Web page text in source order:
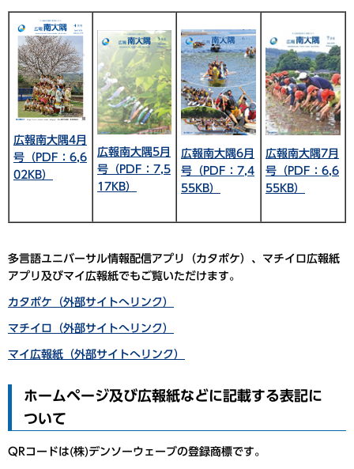
広報南大隅4月
号（PDF：6,6
02KB）
広報南大隅5月
号（PDF：7,5
17KB）
広報南大隅6月
号（PDF：7,4
55KB）
広報南大隅7月
号（PDF：6,6
55KB）
多言語ユニバーサル情報配信アプリ（カタポケ）、マチイロ広報紙
アプリ及びマイ広報紙でもご覧いただけます。
カタポケ（外部サイトへリンク）
マチイロ（外部サイトへリンク）
マイ広報紙（外部サイトへリンク）
ホームページ及び広報紙などに記載する表記に
ついて
QRコードは(株)デンソーウェーブの登録商標です。